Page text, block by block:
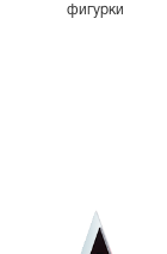
фигурки